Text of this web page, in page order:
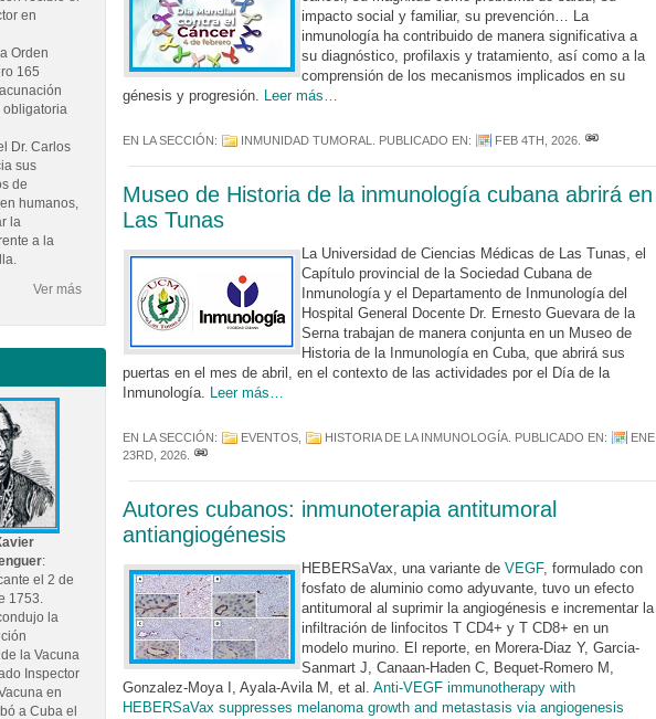
impacto social y familiar, su prevención… La
inmunología ha contribuido de manera significativa a
su diagnóstico, profilaxis y tratamiento, así como a la
comprensión de los mecanismos implicados en su
génesis y progresión. Leer más…
EN LA SECCIÓN: INMUNIDAD TUMORAL . PUBLICADO EN: FEB 4TH, 2026.
Museo de Historia de la inmunología cubana abrirá en
Las Tunas
La Universidad de Ciencias Médicas de Las Tunas, el
Capítulo provincial de la Sociedad Cubana de
Inmunología y el Departamento de Inmunología del
Hospital General Docente Dr. Ernesto Guevara de la
Serna trabajan de manera conjunta en un Museo de
Historia de la Inmunología en Cuba, que abrirá sus
puertas en el mes de abril, en el contexto de las actividades por el Día de la
Inmunología. Leer más…
EN LA SECCIÓN: EVENTOS, HISTORIA DE LA INMUNOLOGÍA. PUBLICADO EN:
ENE
23RD, 2026.
Autores cubanos: inmunoterapia antitumoral
antiangiogénesis
HEBERSaVax, una variante de VEGF, formulado con
fosfato de aluminio como adyuvante, tuvo un efecto
antitumoral al suprimir la angiogénesis e incrementar la
infiltración de linfocitos T CD4+ y T CD8+ en un
modelo murino. El reporte, en Morera-Diaz Y, Garcia-
Sanmart J, Canaan-Haden C, Bequet-Romero M,
Gonzalez-Moya I, Ayala-Avila M, et al. Anti-VEGF immunotherapy with
HEBERSaVax suppresses melanoma growth and metastasis via angiogenesis
en
Orden
165
obligatoria
Dr. Carlos
sus
de
humanos,
la
a la
Ver más
:
el 2 de
1753.
la
la Vacuna
Inspector
en
a Cuba el